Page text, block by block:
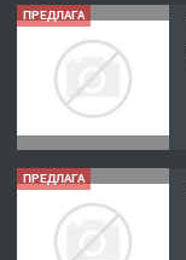
ПРЕДЛАГА
ПРЕДЛАГА